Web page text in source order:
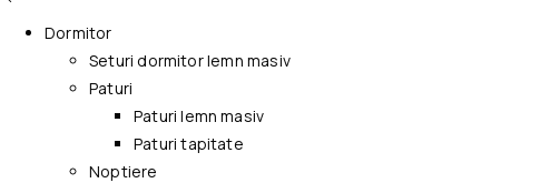
Dormitor
Seturi dormitor lemn masiv
Paturi
Paturi lemn masiv
Paturi tapitate
Noptiere